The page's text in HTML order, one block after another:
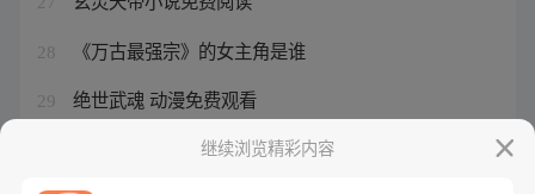
28 《万古最强宗》的女主角是谁
29 绝世武魂 动漫免费观看
梦幻神宠最厉害三个职业继续浏览精彩内容